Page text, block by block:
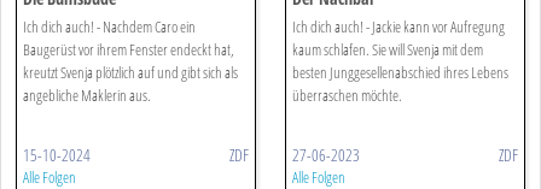
Ich dich auch! - Nachdem Caro ein
Baugerüst vor ihrem Fenster endeckt hat,
kreutzt Svenja plötzlich auf und gibt sich als
angebliche Maklerin aus.
15-10-2024 ZDF
Alle Folgen
Ich dich auch! - Jackie kann vor Aufregung
kaum schlafen. Sie will Svenja mit dem
besten Junggesellenabschied ihres Lebens
überraschen möchte.
27-06-2023 ZDF
Alle Folgen